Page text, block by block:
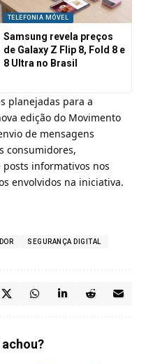
TELEFONIA MÓVEL
Samsung revela preços
de Galaxy Z Flip 8, Fold 8 e
8 Ultra no Brasil
planejadas para a
edição do Movimento
de mensagens
consumidores,
informativos nos
envolvidos na iniciativa.
SEGURANÇA DIGITAL